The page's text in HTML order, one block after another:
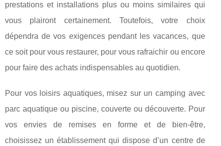
prestations et installations plus ou moins similaires qui
vous plairont certainement. Toutefois, votre choix
dépendra de vos exigences pendant les vacances, que
ce soit pour vous restaurer, pour vous rafraichir ou encore
pour faire des achats indispensables au quotidien.
Pour vos loisirs aquatiques, misez sur un camping avec
parc aquatique ou piscine, couverte ou découverte. Pour
vos envies de remises en forme et de bien-être,
choisissez un établissement qui dispose d’un centre de